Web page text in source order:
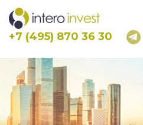
+7 (495) 870 36 30